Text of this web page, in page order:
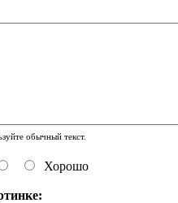
обычный текст.
Хорошо